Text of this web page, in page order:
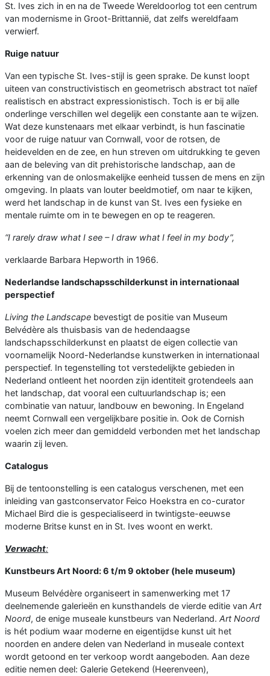
St. Ives zich in en na de Tweede Wereldoorlog tot een centrum
van modernisme in Groot-Brittannië, dat zelfs wereldfaam
verwierf.
Ruige natuur
Van een typische St. Ives-stijl is geen sprake. De kunst loopt
uiteen van constructivistisch en geometrisch abstract tot naïef
realistisch en abstract expressionistisch. Toch is er bij alle
onderlinge verschillen wel degelijk een constante aan te wijzen.
Wat deze kunstenaars met elkaar verbindt, is hun fascinatie
voor de ruige natuur van Cornwall, voor de rotsen, de
heidevelden en de zee, en hun streven om uitdrukking te geven
aan de beleving van dit prehistorische landschap, aan de
erkenning van de onlosmakelijke eenheid tussen de mens en zijn
omgeving. In plaats van louter beeldmotief, om naar te kijken,
werd het landschap in de kunst van St. Ives een fysieke en
mentale ruimte om in te bewegen en op te reageren.
“I rarely draw what I see – I draw what I feel in my body”,
verklaarde Barbara Hepworth in 1966.
Nederlandse landschapsschilderkunst in internationaal
perspectief
Living the Landscape bevestigt de positie van Museum
Belvédère als thuisbasis van de hedendaagse
landschapsschilderkunst en plaatst de eigen collectie van
voornamelijk Noord-Nederlandse kunstwerken in internationaal
perspectief. In tegenstelling tot verstedelijkte gebieden in
Nederland ontleent het noorden zijn identiteit grotendeels aan
het landschap, dat vooral een cultuurlandschap is; een
combinatie van natuur, landbouw en bewoning. In Engeland
neemt Cornwall een vergelijkbare positie in. Ook de Cornish
voelen zich meer dan gemiddeld verbonden met het landschap
waarin zij leven.
Catalogus
Bij de tentoonstelling is een catalogus verschenen, met een
inleiding van gastconservator Feico Hoekstra en co-curator
Michael Bird die is gespecialiseerd in twintigste-eeuwse
moderne Britse kunst en in St. Ives woont en werkt.
Verwacht:
Kunstbeurs Art Noord: 6 t/m 9 oktober (hele museum)
Museum Belvédère organiseert in samenwerking met 17
deelnemende galerieën en kunsthandels de vierde editie van Art
Noord, de enige museale kunstbeurs van Nederland. Art Noord
is hét podium waar moderne en eigentijdse kunst uit het
noorden en andere delen van Nederland in museale context
wordt getoond en ter verkoop wordt aangeboden. Aan deze
editie nemen deel: Galerie Getekend (Heerenveen),